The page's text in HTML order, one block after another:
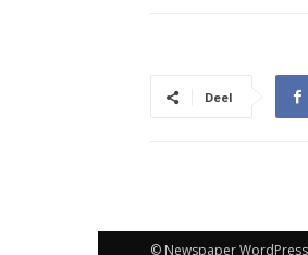
Deel
© Newspaper